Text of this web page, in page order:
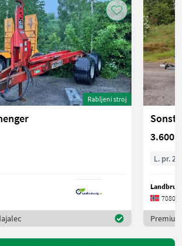
Rabljeni stroj
3.600 €
L. pr.
7080 H